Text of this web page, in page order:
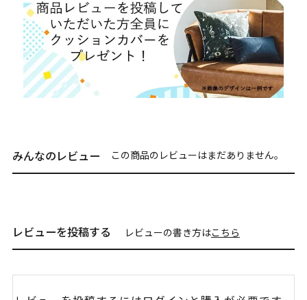
みんなのレビュー この商品のレビューはまだありません。
レビューを投稿する レビューの書き方はこちら